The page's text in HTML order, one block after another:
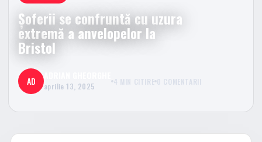
Șoferii se confruntă cu uzura
extremă a anvelopelor la
Bristol
AD aprilie 13, 2025 4 MIN CITIRE 0 COMENTARII